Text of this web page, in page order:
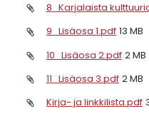
8_Karjalaista
9_Lisäosa 1.pdf 13 MB
10_Lisäosa 2.pdf 2 MB
11_Lisäosa 3.pdf 2 MB
Kirja- ja linkkilista.pdf